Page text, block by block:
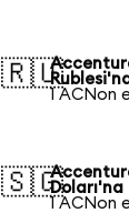
🇷🇺
1 ACNon
🇸🇬Doları'na
1 ACNon